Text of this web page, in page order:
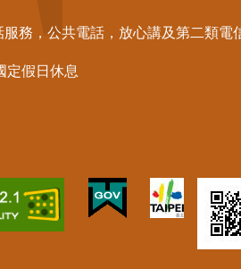
服務，公共電話，放心講及第二類
定假日休息